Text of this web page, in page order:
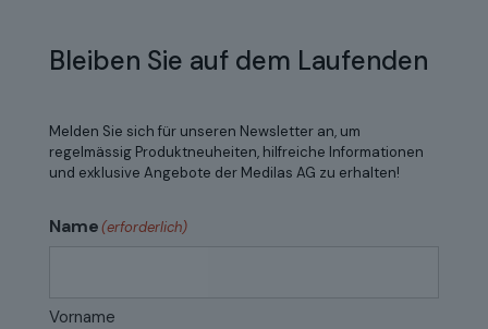
Bleiben Sie auf dem Laufenden
Melden Sie sich für unseren Newsletter an, um
regelmässig Produktneuheiten, hilfreiche Informationen
und exklusive Angebote der Medilas AG zu erhalten!
Name(erforderlich)
Vorname